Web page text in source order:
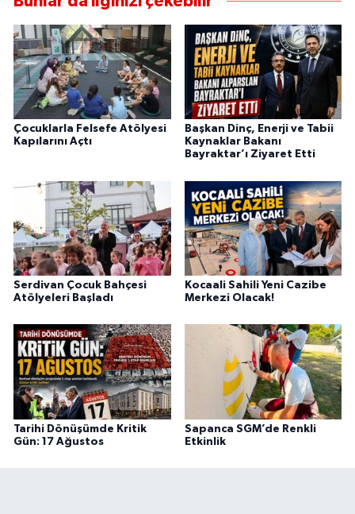
Çocuklarla Felsefe Atölyesi
Kapılarını Açtı
Başkan Dinç, Enerji ve Tabii
Kaynaklar Bakanı
Bayraktar’ı Ziyaret Etti
Serdivan Çocuk Bahçesi
Atölyeleri Başladı
Kocaali Sahili Yeni Cazibe
Merkezi Olacak!
Tarihi Dönüşümde Kritik
Gün: 17 Ağustos
Sapanca SGM’de Renkli
Etkinlik